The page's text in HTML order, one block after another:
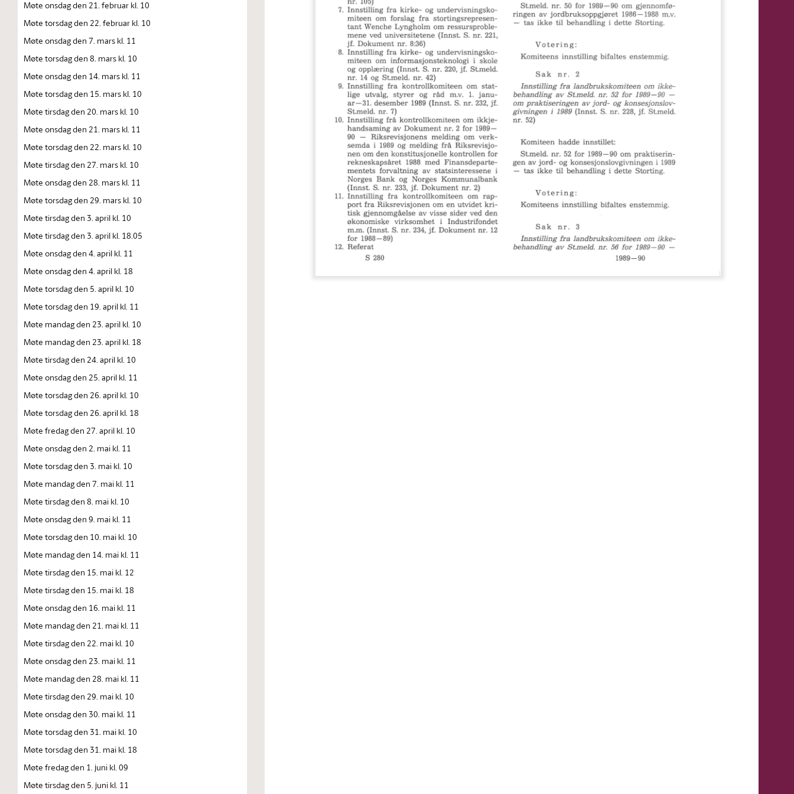
Møte onsdag den 21. februar kl. 10
Møte torsdag den 22. februar kl. 10
Møte onsdag den 7. mars kl. 11
Møte torsdag den 8. mars kl. 10
Møte onsdag den 14. mars kl. 11
Møte torsdag den 15. mars kl. 10
Møte tirsdag den 20. mars kl. 10
Møte onsdag den 21. mars kl. 11
Møte torsdag den 22. mars kl. 10
Møte tirsdag den 27. mars kl. 10
Møte onsdag den 28. mars kl. 11
Møte torsdag den 29. mars kl. 10
Møte tirsdag den 3. april kl. 10
Møte tirsdag den 3. april kl. 18.05
Møte onsdag den 4. april kl. 11
Møte onsdag den 4. april kl. 18
Møte torsdag den 5. april kl. 10
Møte torsdag den 19. april kl. 11
Møte mandag den 23. april kl. 10
Møte mandag den 23. april kl. 18
Møte tirsdag den 24. april kl. 10
Møte onsdag den 25. april kl. 11
Møte torsdag den 26. april kl. 10
Møte torsdag den 26. april kl. 18
Møte fredag den 27. april kl. 10
Møte onsdag den 2. mai kl. 11
Møte torsdag den 3. mai kl. 10
Møte mandag den 7. mai kl. 11
Møte tirsdag den 8. mai kl. 10
Møte onsdag den 9. mai kl. 11
Møte torsdag den 10. mai kl. 10
Møte mandag den 14. mai kl. 11
Møte tirsdag den 15. mai kl. 12
Møte tirsdag den 15. mai kl. 18
Møte onsdag den 16. mai kl. 11
Møte mandag den 21. mai kl. 11
Møte tirsdag den 22. mai kl. 10
Møte onsdag den 23. mai kl. 11
Møte mandag den 28. mai kl. 11
Møte tirsdag den 29. mai kl. 10
Møte onsdag den 30. mai kl. 11
Møte torsdag den 31. mai kl. 10
Møte torsdag den 31. mai kl. 18
Møte fredag den 1. juni kl. 09
Møte tirsdag den 5. juni kl. 11